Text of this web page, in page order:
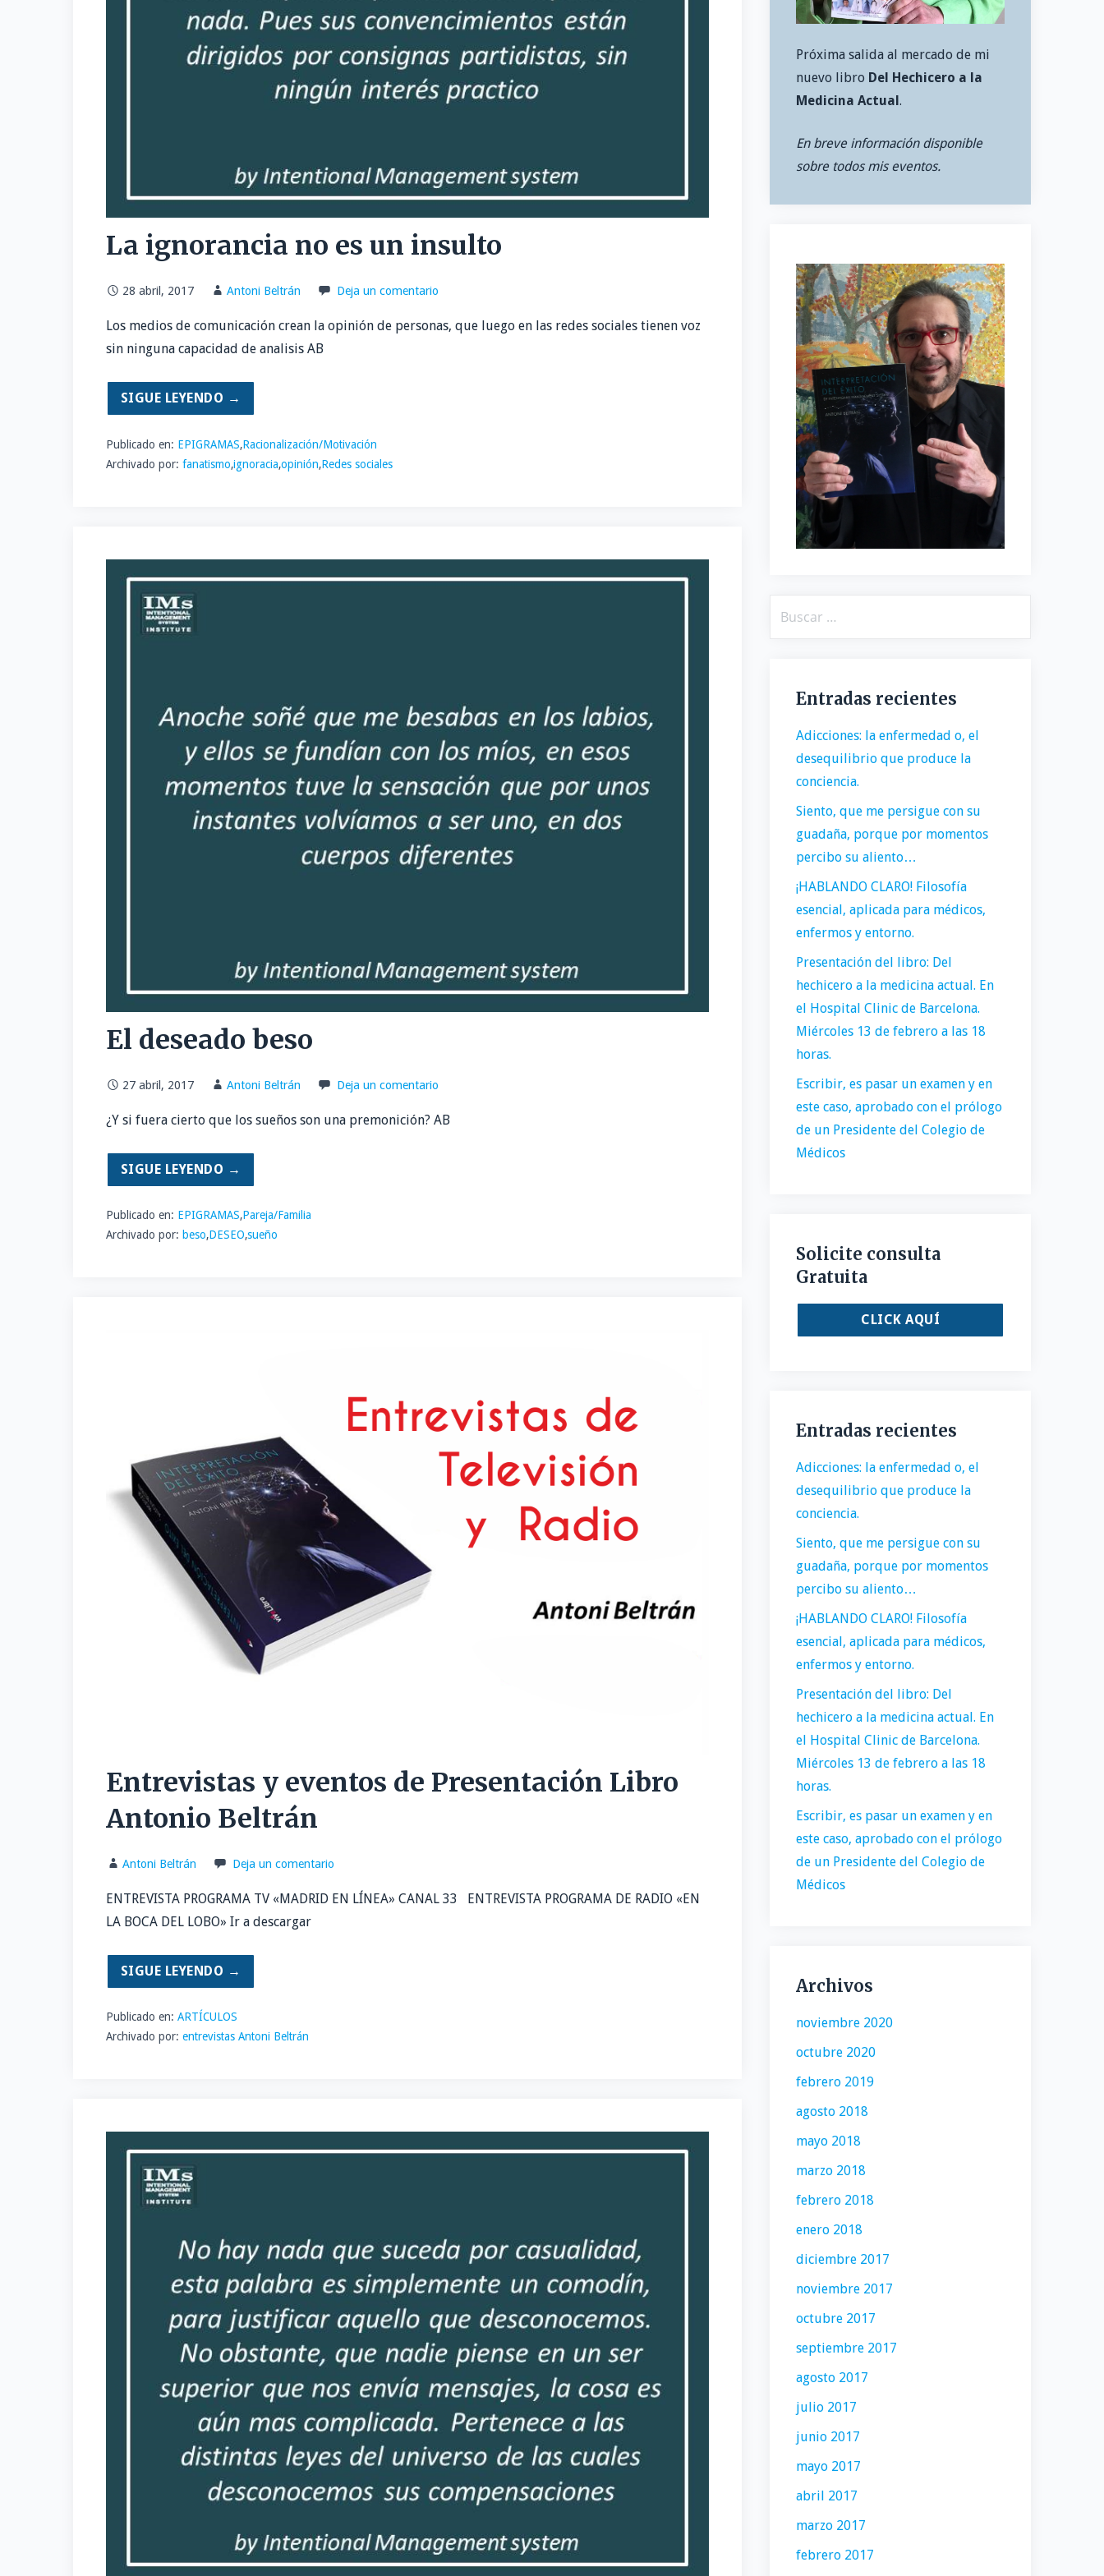
La ignorancia no es un insulto
28 abril, 2017 Antoni Beltrán Deja un comentario
Los medios de comunicación crean la opinión de personas, que luego en las redes sociales tienen voz
sin ninguna capacidad de analisis AB
SIGUE LEYENDO →
Publicado en: EPIGRAMAS,Racionalización/Motivación
Archivado por: fanatismo,ignoracia,opinión,Redes sociales
El deseado beso
27 abril, 2017 Antoni Beltrán Deja un comentario
¿Y si fuera cierto que los sueños son una premonición? AB
SIGUE LEYENDO →
Publicado en: EPIGRAMAS,Pareja/Familia
Archivado por: beso,DESEO,sueño
Entrevistas y eventos de Presentación Libro
Antonio Beltrán
Antoni Beltrán Deja un comentario
ENTREVISTA PROGRAMA TV «MADRID EN LÍNEA» CANAL 33 ENTREVISTA PROGRAMA DE RADIO «EN
LA BOCA DEL LOBO» Ir a descargar
SIGUE LEYENDO →
Publicado en: ARTÍCULOS
Archivado por: entrevistas Antoni Beltrán
Próxima salida al mercado de mi
nuevo libro Del Hechicero a la
Medicina Actual.
En breve información disponible
sobre todos mis eventos.
Entradas recientes
Adicciones: la enfermedad o, el
desequilibrio que produce la
conciencia.
Siento, que me persigue con su
guadaña, porque por momentos
percibo su aliento…
¡HABLANDO CLARO! Filosofía
esencial, aplicada para médicos,
enfermos y entorno.
Presentación del libro: Del
hechicero a la medicina actual. En
el Hospital Clinic de Barcelona.
Miércoles 13 de febrero a las 18
horas.
Escribir, es pasar un examen y en
este caso, aprobado con el prólogo
de un Presidente del Colegio de
Médicos
Solicite consulta
Gratuita
CLICK AQUÍ
Entradas recientes
Adicciones: la enfermedad o, el
desequilibrio que produce la
conciencia.
Siento, que me persigue con su
guadaña, porque por momentos
percibo su aliento…
¡HABLANDO CLARO! Filosofía
esencial, aplicada para médicos,
enfermos y entorno.
Presentación del libro: Del
hechicero a la medicina actual. En
el Hospital Clinic de Barcelona.
Miércoles 13 de febrero a las 18
horas.
Escribir, es pasar un examen y en
este caso, aprobado con el prólogo
de un Presidente del Colegio de
Médicos
Archivos
noviembre 2020
octubre 2020
febrero 2019
agosto 2018
mayo 2018
marzo 2018
febrero 2018
enero 2018
diciembre 2017
noviembre 2017
octubre 2017
septiembre 2017
agosto 2017
julio 2017
junio 2017
mayo 2017
abril 2017
marzo 2017
febrero 2017